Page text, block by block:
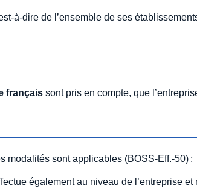
à-dire de l’ensemble de ses
français sont pris en compte, que
modalités sont applicables (BOSS-Eff.-50) ;
également au niveau de l’entreprise et